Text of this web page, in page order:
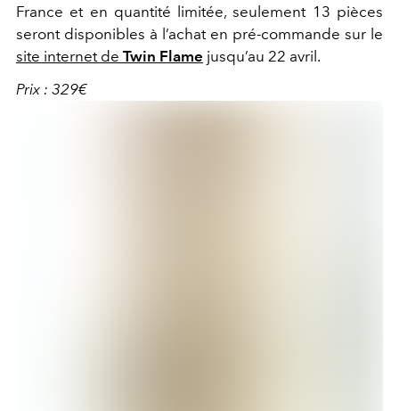
France et en quantité limitée, seulement 13 pièces
seront disponibles à l’achat en pré-commande sur le
site internetde Twin Flame jusqu’au 22 avril.
Prix : 329€